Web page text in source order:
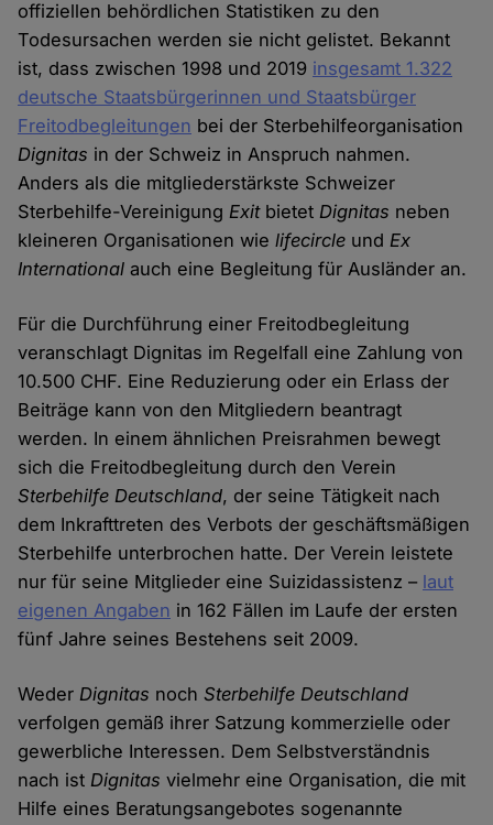
offiziellen behördlichen Statistiken zu den
Todesursachen werden sie nicht gelistet. Bekannt
ist, dass zwischen 1998 und 2019 insgesamt 1.322
deutsche Staatsbürgerinnen und Staatsbürger
Freitodbegleitungen bei der Sterbehilfeorganisation
Dignitas in der Schweiz in Anspruch nahmen.
Anders als die mitgliederstärkste Schweizer
Sterbehilfe-VereinigungExitbietetDignitas neben
kleineren Organisationen wielifecircle undEx
International auch eine Begleitung für Ausländer an.
Für die Durchführung einer Freitodbegleitung
veranschlagt Dignitas im Regelfall eine Zahlung von
10.500 CHF. Eine Reduzierung oder ein Erlass der
Beiträge kann von den Mitgliedern beantragt
werden. In einem ähnlichen Preisrahmen bewegt
sich die Freitodbegleitung durch den Verein
Sterbehilfe Deutschland, der seine Tätigkeit nach
dem Inkrafttreten des Verbots der geschäftsmäßigen
Sterbehilfe unterbrochen hatte. Der Verein leistete
nur für seine Mitglieder eine Suizidassistenz – laut
eigenen Angaben in 162 Fällen im Laufe der ersten
fünf Jahre seines Bestehens seit 2009.
WederDignitas nochSterbehilfe Deutschland
verfolgen gemäß ihrer Satzung kommerzielle oder
gewerbliche Interessen. Dem Selbstverständnis
nach istDignitas vielmehr eine Organisation, die mit
Hilfe eines Beratungsangebotes sogenannte